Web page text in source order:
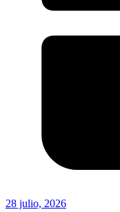
28 julio, 2026